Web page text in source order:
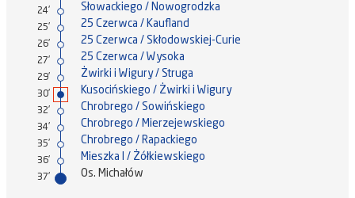
24' Słowackiego / Nowogrodzka
25' 25 Czerwca / Kaufland
26' 25 Czerwca / Skłodowskiej-Curie
27' 25 Czerwca / Wysoka
29' Żwirki i Wigury / Struga
30' Kusocińskiego / Żwirki i Wigury
32' Chrobrego / Sowińskiego
34' Chrobrego / Mierzejewskiego
35' Chrobrego / Rapackiego
36' Mieszka I / Żółkiewskiego
37' Os. Michałów